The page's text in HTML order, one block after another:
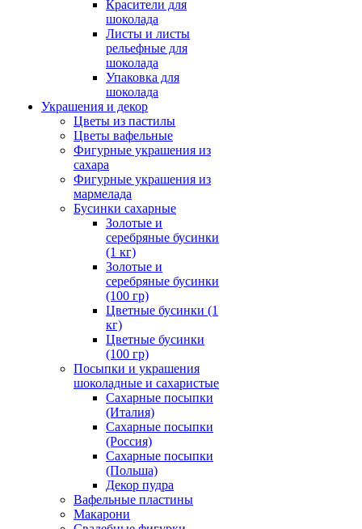
Красители для
шоколада
Листы и листы
рельефные для
шоколада
Упаковка для
шоколада
Украшения и декор
Цветы из пастилы
Цветы вафельные
Фигурные украшения из
сахара
Фигурные украшения из
мармелада
Бусинки сахарные
Золотые и
серебряные бусинки
(1 кг)
Золотые и
серебряные бусинки
(100 гр)
Цветные бусинки (1
кг)
Цветные бусинки
(100 гр)
Посыпки и украшения
шоколадные и сахаристые
Сахарные посыпки
(Италия)
Сахарные посыпки
(Россия)
Сахарные посыпки
(Польша)
Декор пудра
Вафельные пластины
Макарони